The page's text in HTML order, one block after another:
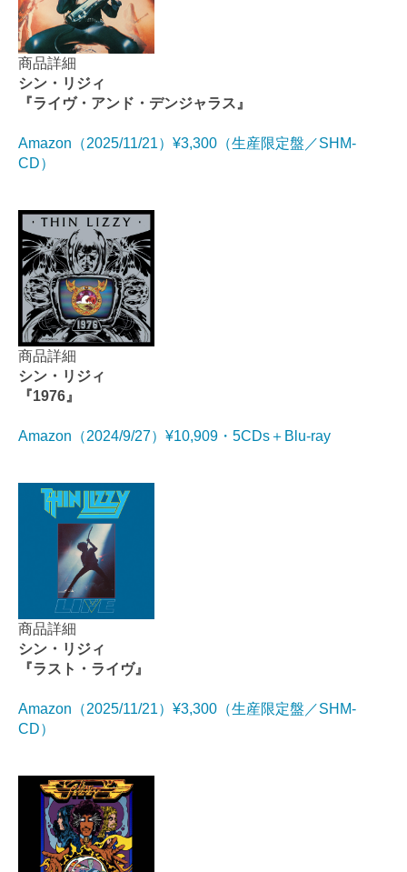
商品詳細
シン・リジィ
『ライヴ・アンド・デンジャラス』
Amazon（2025/11/21）¥3,300（生産限定盤／SHM-
CD）
商品詳細
シン・リジィ
『1976』
Amazon（2024/9/27）¥10,909・5CDs＋Blu-ray
商品詳細
シン・リジィ
『ラスト・ライヴ』
Amazon（2025/11/21）¥3,300（生産限定盤／SHM-
CD）